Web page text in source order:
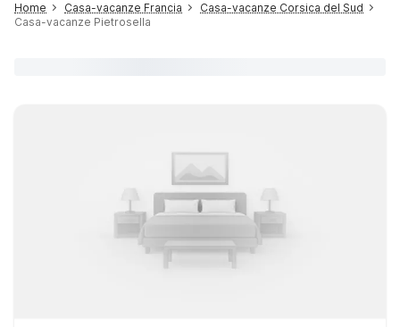
Home Casa-vacanze Francia
Casa-vacanze Corsica del Sud
Casa-vacanze Pietrosella